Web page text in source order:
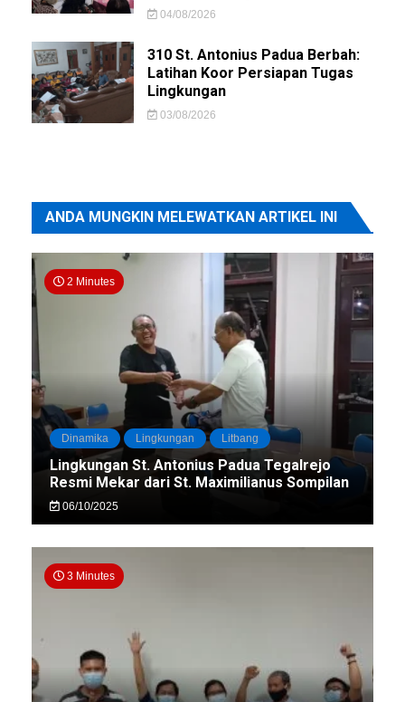
04/08/2026
310 St. Antonius Padua Berbah:
Latihan Koor Persiapan Tugas
Lingkungan
03/08/2026
ANDA MUNGKIN MELEWATKAN ARTIKEL INI
2 Minutes
Dinamika Lingkungan Litbang
Lingkungan St. Antonius Padua Tegalrejo
Resmi Mekar dari St. Maximilianus Sompilan
06/10/2025
3 Minutes